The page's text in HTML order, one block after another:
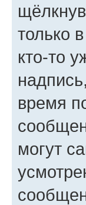
только
кто-то
время
могут